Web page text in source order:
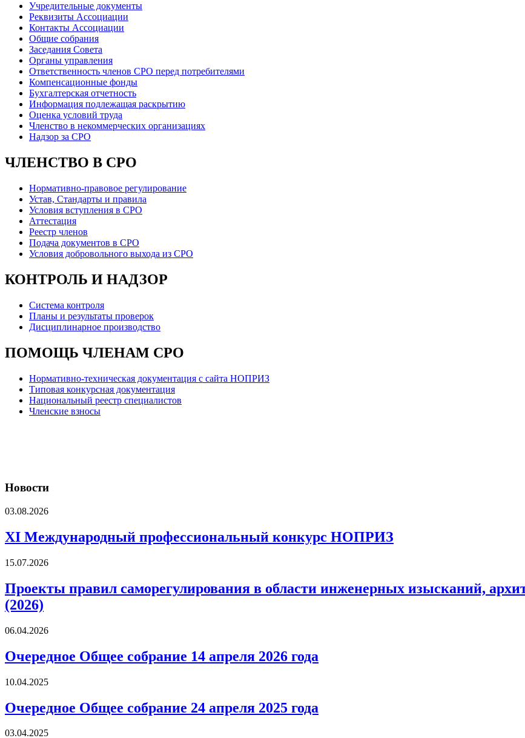
Учредительные документы
Реквизиты Ассоциации
Контакты Ассоциации
Общие собрания
Заседания Совета
Органы управления
Ответственность членов СРО перед потребителями
Компенсационные фонды
Бухгалтерская отчетность
Информация подлежащая раскрытию
Оценка условий труда
Членство в некоммерческих организациях
Надзор за СРО
ЧЛЕНСТВО В СРО
Нормативно-правовое регулирование
Устав, Стандарты и правила
Условия вступления в СРО
Аттестация
Реестр членов
Подача документов в СРО
Условия добровольного выхода из СРО
КОНТРОЛЬ И НАДЗОР
Система контроля
Планы и результаты проверок
Дисциплинарное производство
ПОМОЩЬ ЧЛЕНАМ СРО
Нормативно-техническая документация с сайта НОПРИЗ
Типовая конкурсная документация
Национальный реестр специалистов
Членские взносы
Новости
03.08.2026
XI Международный профессиональный конкурс НОПРИЗ
15.07.2026
Проекты правил саморегулирования в области инженерных изысканий,
(2026)
06.04.2026
Очередное Общее собрание 14 апреля 2026 года
10.04.2025
Очередное Общее собрание 24 апреля 2025 года
03.04.2025